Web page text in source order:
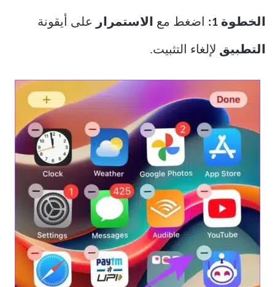
الخطوة 1: اضغط مع الاستمرار على أيقونة
التطبيق لإلغاء التثبيت.